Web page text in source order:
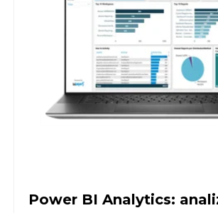
Power BI Analytics: